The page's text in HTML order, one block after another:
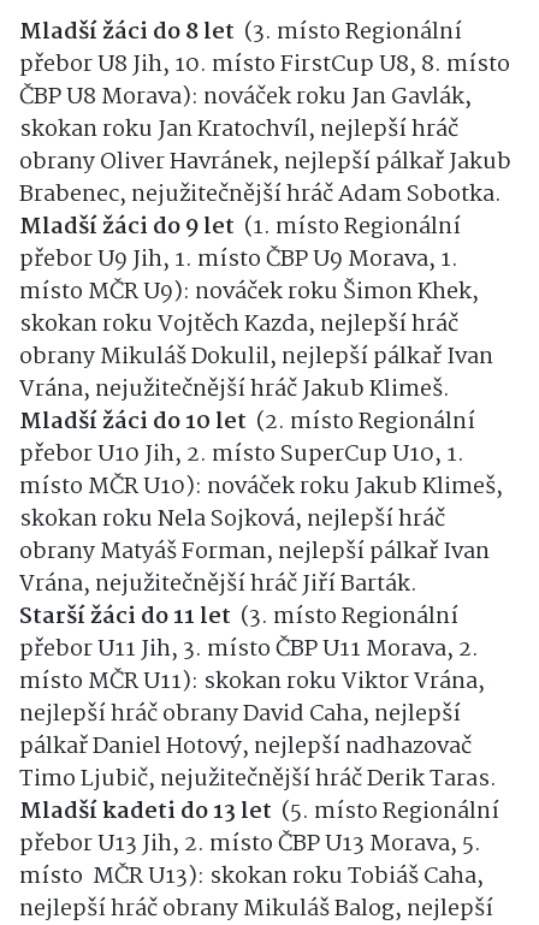
Mladší žáci do 8 let (3. místo Regionální
přebor U8 Jih, 10. místo FirstCup U8, 8. místo
ČBP U8 Morava): nováček roku Jan Gavlák,
skokan roku Jan Kratochvíl, nejlepší hráč
obrany Oliver Havránek, nejlepší pálkař Jakub
Brabenec, nejužitečnější hráč Adam Sobotka.
Mladší žáci do 9 let (1. místo Regionální
přebor U9 Jih, 1. místo ČBP U9 Morava, 1.
místo MČR U9): nováček roku Šimon Khek,
skokan roku Vojtěch Kazda, nejlepší hráč
obrany Mikuláš Dokulil, nejlepší pálkař Ivan
Vrána, nejužitečnější hráč Jakub Klimeš.
Mladší žáci do 10 let (2. místo Regionální
přebor U10 Jih, 2. místo SuperCup U10, 1.
místo MČR U10): nováček roku Jakub Klimeš,
skokan roku Nela Sojková, nejlepší hráč
obrany Matyáš Forman, nejlepší pálkař Ivan
Vrána, nejužitečnější hráč Jiří Barták.
Starší žáci do 11 let (3. místo Regionální
přebor U11 Jih, 3. místo ČBP U11 Morava, 2.
místo MČR U11): skokan roku Viktor Vrána,
nejlepší hráč obrany David Caha, nejlepší
pálkař Daniel Hotový, nejlepší nadhazovač
Timo Ljubič, nejužitečnější hráč Derik Taras.
Mladší kadeti do 13 let (5. místo Regionální
přebor U13 Jih, 2. místo ČBP U13 Morava, 5.
místo MČR U13): skokan roku Tobiáš Caha,
nejlepší hráč obrany Mikuláš Balog, nejlepší